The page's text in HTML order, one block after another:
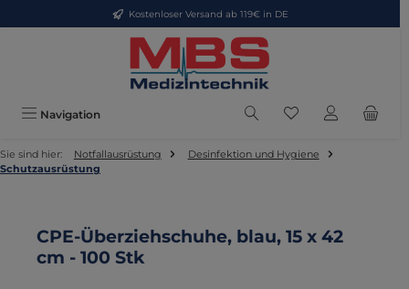
Zum Hauptinhalt springenKostenloser Versand ab 119€ in DE
Navigation Du hast 0
Sie sind hier: Notfallausrüstung
Desinfektion und Hygiene
Schutzausrüstung
CPE-Überziehschuhe, blau, 15 x 42
cm - 100 Stk